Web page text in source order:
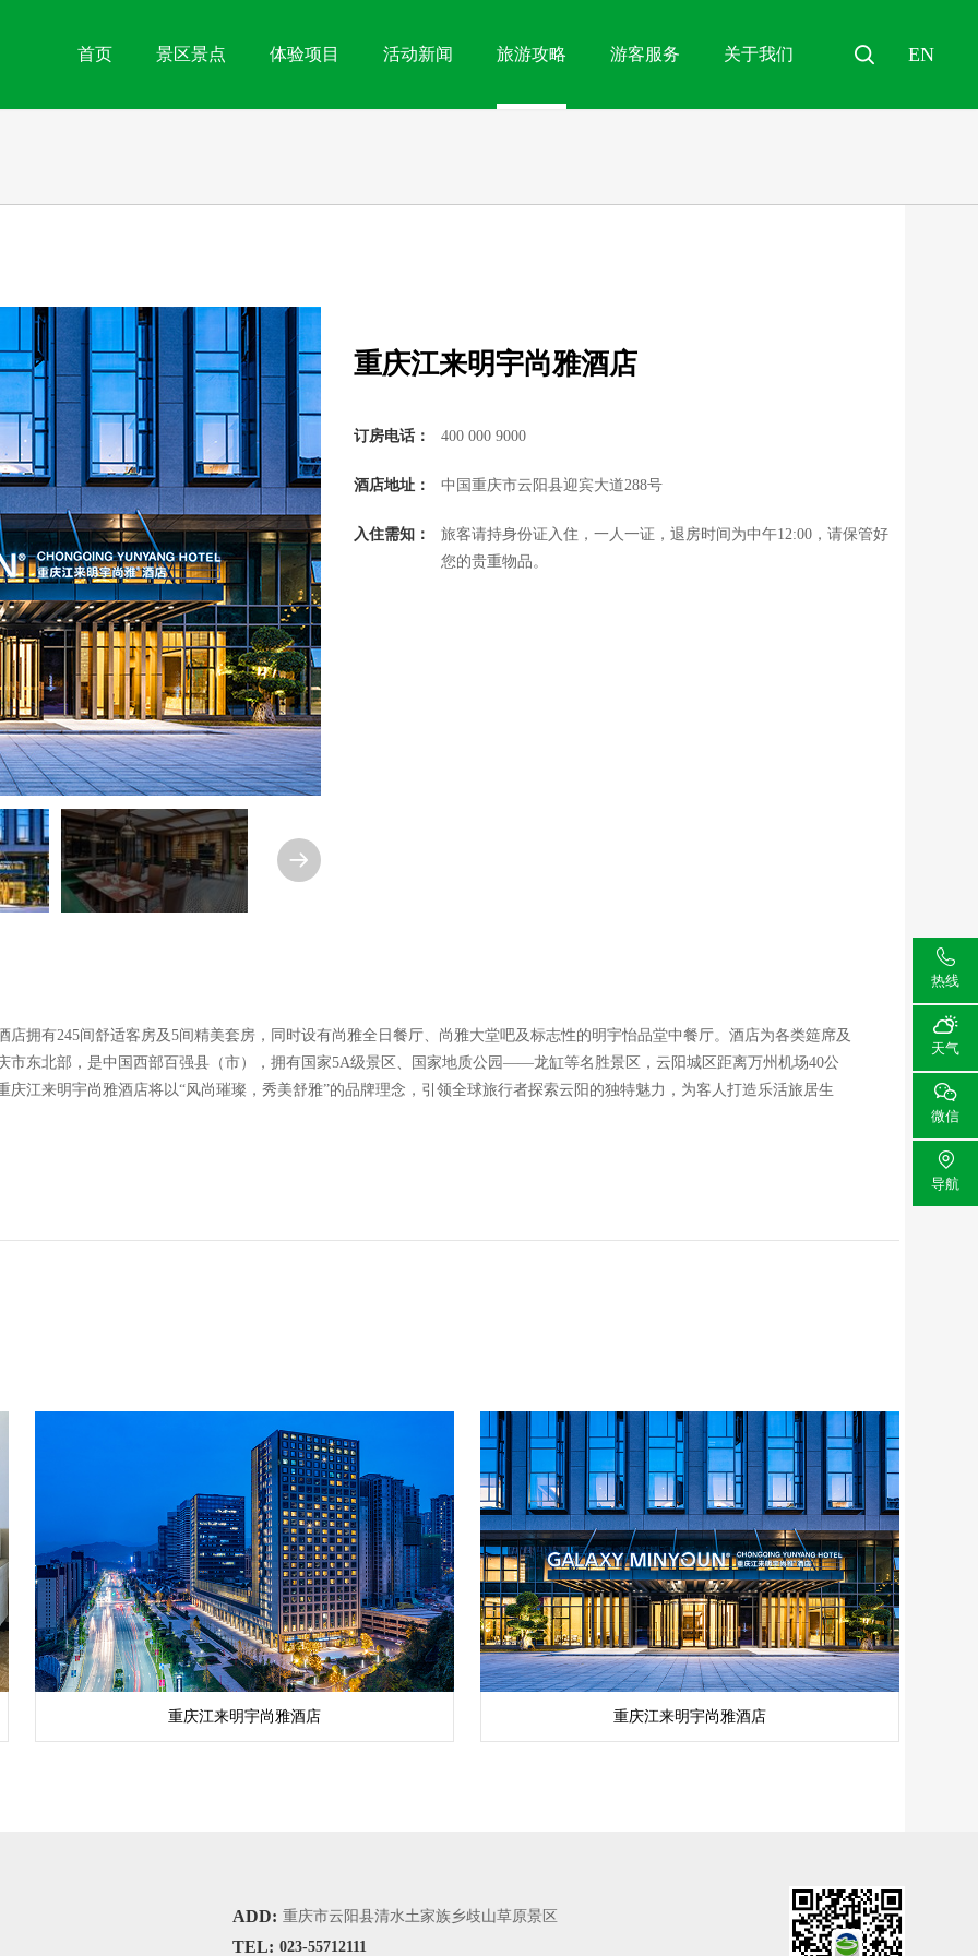
首页 景区景点 体验项目 活动新闻 旅游攻略 游客服务 关于我们  EN

热线

天气

微信

导航

重庆江来明宇尚雅酒店
订房电话： 400 000 9000
酒店地址： 中国重庆市云阳县迎宾大道288号
入住需知：
旅客请持身份证入住，一人一证，退房时间为中午12:00，请保管好
您的贵重物品。
拥有245间舒适客房及5间精美套房，同时设有尚雅全日餐厅、尚雅大堂吧及标志性的明宇怡品堂中餐厅。酒店为各类筵席及
市东北部，是中国西部百强县（市），拥有国家5A级景区、国家地质公园——龙缸等名胜景区，云阳城区距离万州机场40公
江来明宇尚雅酒店将以“风尚璀璨，秀美舒雅”的品牌理念，引领全球旅行者探索云阳的独特魅力，为客人打造乐活旅居生
重庆江来明宇尚雅酒店 重庆江来明宇尚雅酒店
ADD: 重庆市云阳县清水土家族乡歧山草原景区
TEL: 023-55712111